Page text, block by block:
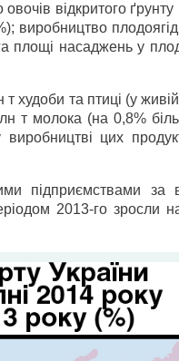
відкритого
виробництво
площі насаджень у
худоби та птиці (у
т молока (на 0,8%
цих
підприємствами
2013-го зросли